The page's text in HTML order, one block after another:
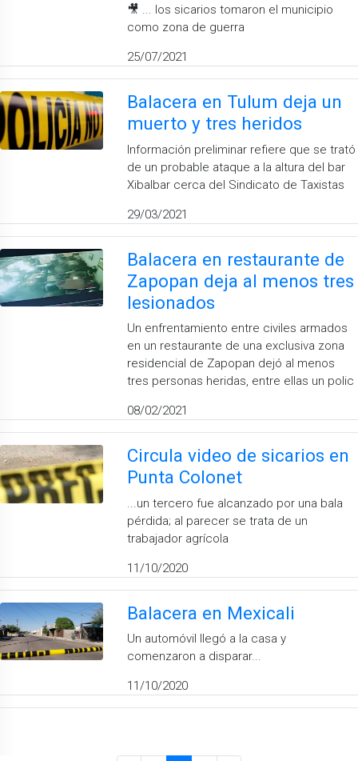
🎥 ... los sicarios tomaron el municipio
como zona de guerra
25/07/2021
Balacera en Tulum deja un
muerto y tres heridos
Información preliminar refiere que se trató
de un probable ataque a la altura del bar
Xibalbar cerca del Sindicato de Taxistas
29/03/2021
Balacera en restaurante de
Zapopan deja al menos tres
lesionados
Un enfrentamiento entre civiles armados
en un restaurante de una exclusiva zona
residencial de Zapopan dejó al menos
tres personas heridas, entre ellas un polic
08/02/2021
Circula video de sicarios en
Punta Colonet
...un tercero fue alcanzado por una bala
pérdida; al parecer se trata de un
trabajador agrícola
11/10/2020
Balacera en Mexicali
Un automóvil llegó a la casa y
comenzaron a disparar...
11/10/2020